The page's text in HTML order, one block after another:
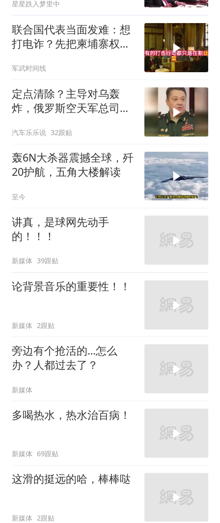
星星跌入梦里中
联合国代表当面发难：想
打电诈？先把柬埔寨权贵
军武时间线
定点清除？主导对乌轰
炸，俄罗斯空天军总司令
身亡！
汽车乐乐说 32跟贴
轰6N大杀器震撼全球，歼
20护航，五角大楼解读
至今
讲真，是球网先动手
的！！！
新媒体 39跟贴
论背景音乐的重要性！！
新媒体 2跟贴
旁边有个抢活的…怎么
办？人都过去了？
新媒体
多喝热水，热水治百病！
新媒体 69跟贴
这滑的挺远的哈，棒棒哒
新媒体 2跟贴